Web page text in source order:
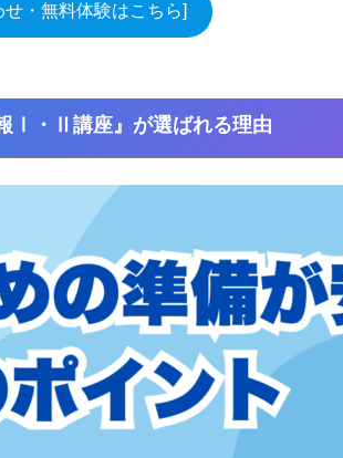
せ・無料体験はこちら]
Ⅰ・Ⅱ講座』が選ばれる理由